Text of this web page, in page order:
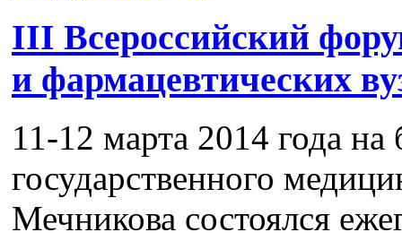
III Всероссийский
и фармацевтических
11-12 марта 2014 года на
государственного
Мечникова состоялся